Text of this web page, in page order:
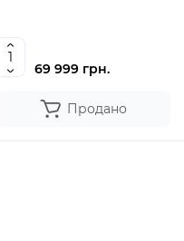
69 999 грн.
Продано